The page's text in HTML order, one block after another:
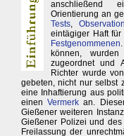
anschließend
Orientierung an
Tests,
eintägiger Haft
Festgenommenen
können,
zugeordnet und
Richter wurde
gebeten, nicht nur selbst
eine Inhaftierung aus
einenVermerk an.
Gießener weiteren
Gießener Polizei und
Freilassung der